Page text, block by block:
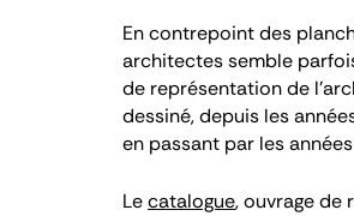
En contrepoint des
architectes semble
de représentation de
dessiné, depuis les
en passant par les
Lecatalogue, ouvrage de